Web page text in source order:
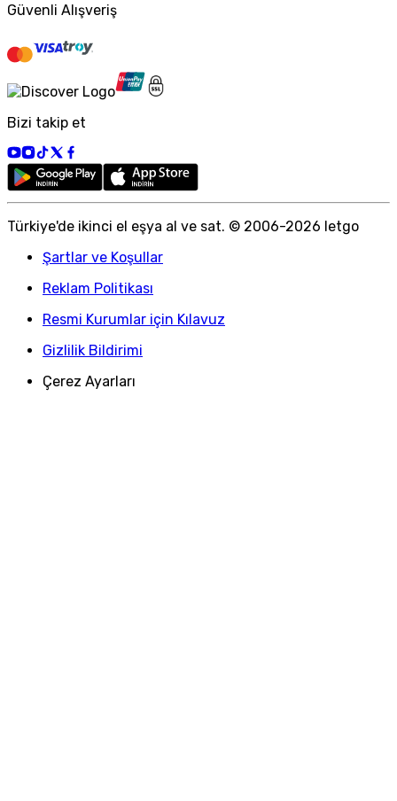
Güvenli Alışveriş
Bizi takip et
Türkiye'de ikinci el eşya al ve sat. © 2006-2026 letgo
Şartlar ve Koşullar
Reklam Politikası
Resmi Kurumlar için Kılavuz
Gizlilik Bildirimi
Çerez Ayarları